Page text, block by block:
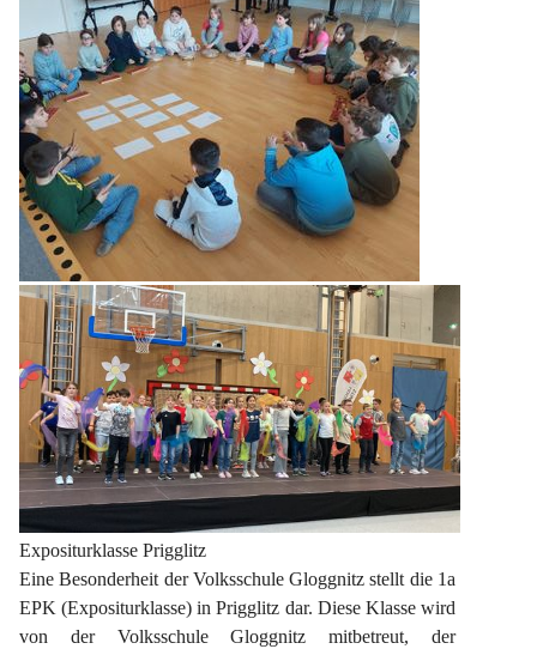
Expositurklasse Prigglitz
Eine Besonderheit der Volksschule Gloggnitz stellt die 1a
EPK (Expositurklasse) in Prigglitz dar. Diese Klasse wird
von der Volksschule Gloggnitz mitbetreut, der